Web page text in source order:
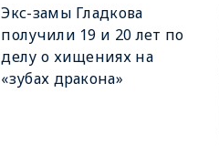
Экс-замы Гладкова
получили 19 и 20 лет по
делу о хищениях на
«зубах дракона»